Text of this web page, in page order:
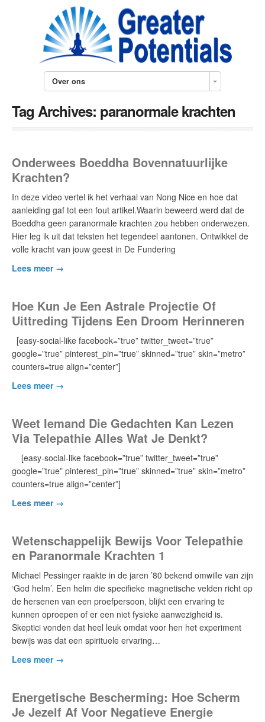
Over ons
Tag Archives: paranormale krachten
Onderwees Boeddha Bovennatuurlijke
Krachten?
In deze video vertel ik het verhaal van Nong Nice en hoe dat
aanleiding gaf tot een fout artikel.Waarin beweerd werd dat de
Boeddha geen paranormale krachten zou hebben onderwezen.
Hier leg ik uit dat teksten het tegendeel aantonen. Ontwikkel de
volle kracht van jouw geest in De Fundering
Lees meer →
Hoe Kun Je Een Astrale Projectie Of
Uittreding Tijdens Een Droom Herinneren
[easy-social-like facebook=”true” twitter_tweet=”true”
google=”true” pinterest_pin=”true” skinned=”true” skin=”metro”
counters=true align=”center”]
Lees meer →
Weet Iemand Die Gedachten Kan Lezen
Via Telepathie Alles Wat Je Denkt?
[easy-social-like facebook=”true” twitter_tweet=”true”
google=”true” pinterest_pin=”true” skinned=”true” skin=”metro”
counters=true align=”center”]
Lees meer →
Wetenschappelijk Bewijs Voor Telepathie
en Paranormale Krachten 1
Michael Pessinger raakte in de jaren ’80 bekend omwille van zijn
‘God helm’. Een helm die specifieke magnetische velden richt op
de hersenen van een proefpersoon, blijkt een ervaring te
kunnen oproepen of er een niet fysieke aanwezigheid is.
Skeptici vonden dat heel leuk omdat voor hen het experiment
bewijs was dat een spirituele ervaring…
Lees meer →
Energetische Bescherming: Hoe Scherm
Je Jezelf Af Voor Negatieve Energie